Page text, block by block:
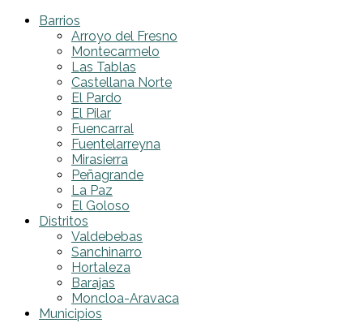
Barrios
Arroyo del Fresno
Montecarmelo
Las Tablas
Castellana Norte
El Pardo
El Pilar
Fuencarral
Fuentelarreyna
Mirasierra
Peñagrande
La Paz
El Goloso
Distritos
Valdebebas
Sanchinarro
Hortaleza
Barajas
Moncloa-Aravaca
Municipios